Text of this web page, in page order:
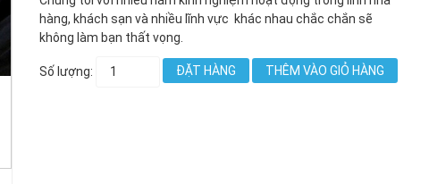
hàng, khách sạn và nhiều lĩnh vực khác nhau chắc chắn sẽ
không làm bạn thất vọng.
Số lượng: ĐẶT HÀNG THÊM VÀO GIỎ HÀNG